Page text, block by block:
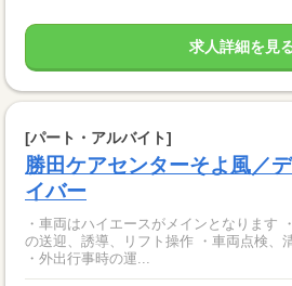
求人詳細を見
[パート・アルバイト]
勝田ケアセンターそよ風／
イバー
・車両はハイエースがメインとなります
の送迎、誘導、リフト操作 ・車両点検、
・外出行事時の運...